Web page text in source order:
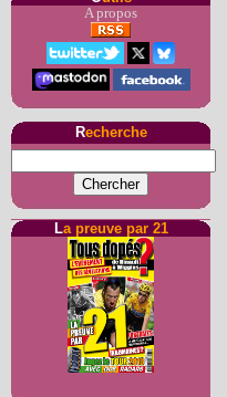
A propos
Recherche
La preuve par 21